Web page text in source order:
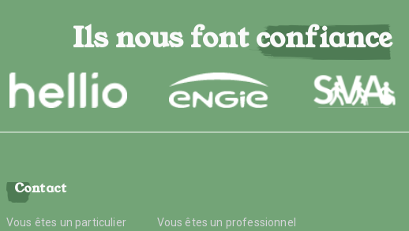
Ils nous font confiance
Contact
Vous êtes un particulier Vous êtes un professionnel